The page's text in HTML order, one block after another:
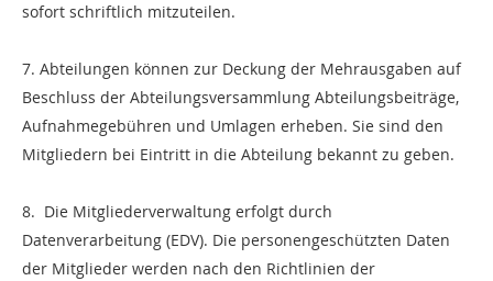
sofort schriftlich mitzuteilen.
7. Abteilungen können zur Deckung der Mehrausgaben auf
Beschluss der Abteilungsversammlung Abteilungsbeiträge,
Aufnahmegebühren und Umlagen erheben. Sie sind den
Mitgliedern bei Eintritt in die Abteilung bekannt zu geben.
8. Die Mitgliederverwaltung erfolgt durch
Datenverarbeitung (EDV). Die personengeschützten Daten
der Mitglieder werden nach den Richtlinien der